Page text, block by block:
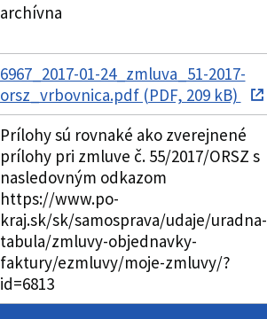
archívna
6967_2017-01-24_zmluva_51-2017-
orsz_vrbovnica.pdf (PDF, 209 kB)
Prílohy sú rovnaké ako zverejnené
prílohy pri zmluve č. 55/2017/ORSZ s
nasledovným odkazom
https://www.po-
kraj.sk/sk/samosprava/udaje/uradna-
tabula/zmluvy-objednavky-
faktury/ezmluvy/moje-zmluvy/?
id=6813